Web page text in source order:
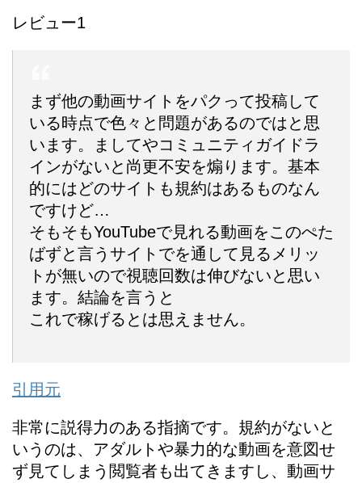
レビュー1
まず他の動画サイトをパクって投稿して
いる時点で色々と問題があるのではと思
います。ましてやコミュニティガイドラ
インがないと尚更不安を煽ります。基本
的にはどのサイトも規約はあるものなん
ですけど…
そもそもYouTubeで見れる動画をこのぺた
ばずと言うサイトでを通して見るメリッ
トが無いので視聴回数は伸びないと思い
ます。結論を言うと
これで稼げるとは思えません。
引用元
非常に説得力のある指摘です。規約がないと
いうのは、アダルトや暴力的な動画を意図せ
ず見てしまう閲覧者も出てきますし、動画サ